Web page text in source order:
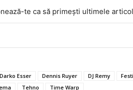
te ca să primești ultimele
Darko Esser Dennis Ruyer DJ Remy
Tehno Time Warp